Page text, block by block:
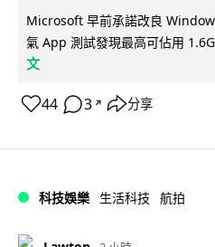
Microsoft 早前承諾改良
氣 App 測試發現最高可佔用
文
44 3 ↗ 分享
科技娛樂 生活科技 航拍